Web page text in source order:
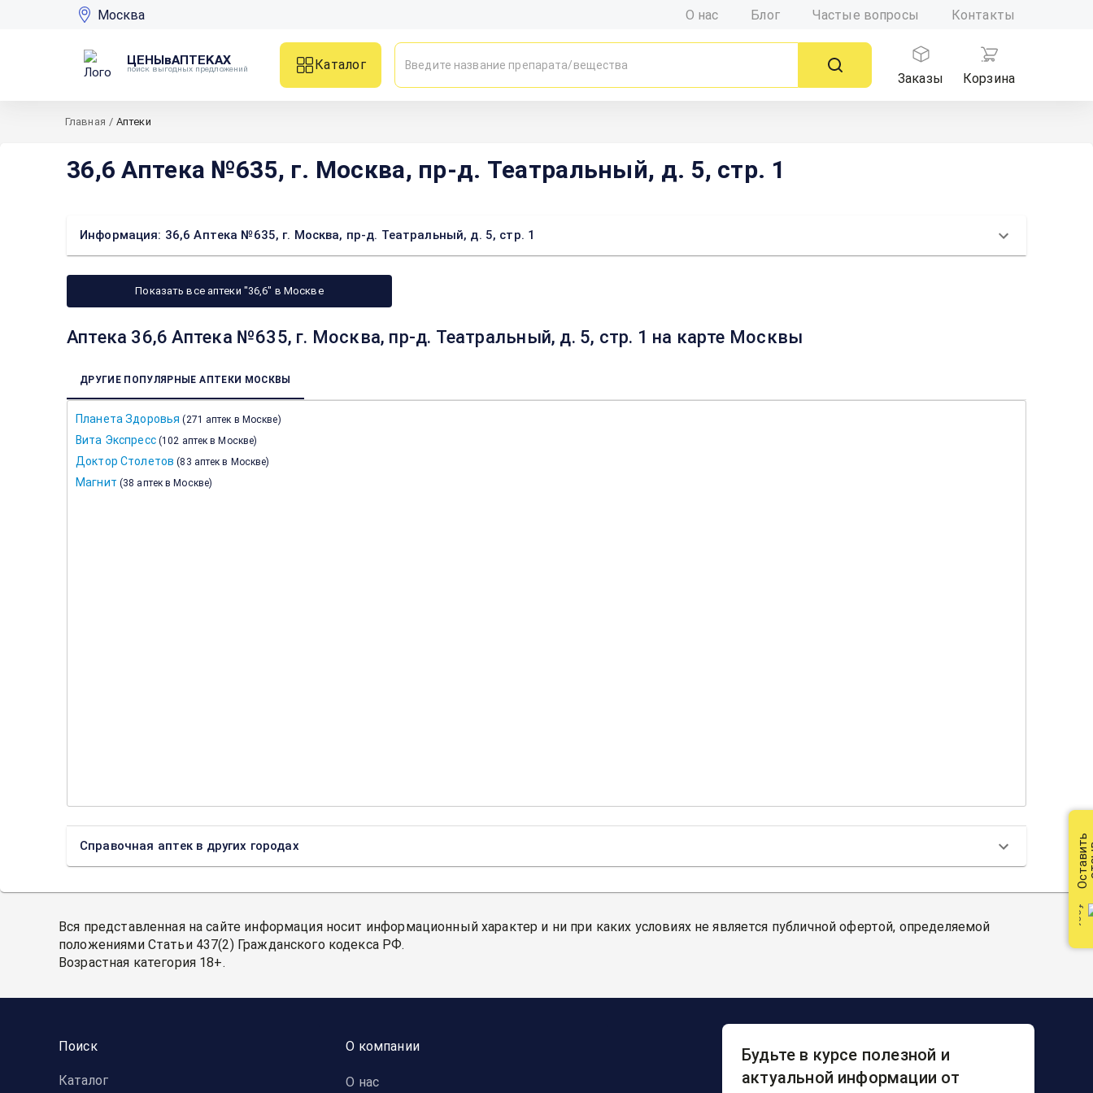
Москва О нас Блог Частые вопросы Контакты
ЦЕНЫвАПТЕКАХ
поиск выгодных предложений
Каталог
Заказы
Корзина
Главная / Аптеки
36,6 Аптека №635, г. Москва, пр-д. Театральный, д. 5, стр. 1
Информация: 36,6 Аптека №635, г. Москва, пр-д. Театральный, д. 5, стр. 1
Показать все аптеки "36,6" в Москве
Аптека 36,6 Аптека №635, г. Москва, пр-д. Театральный, д. 5, стр. 1 на карте Москвы
ДРУГИЕ ПОПУЛЯРНЫЕ АПТЕКИ МОСКВЫ
Планета Здоровья (271 аптек в Москве)
Вита Экспресс (102 аптек в Москве)
Доктор Столетов (83 аптек в Москве)
Магнит (38 аптек в Москве)
Справочная аптек в других городах
Вся представленная на сайте информация носит информационный характер и ни при каких условиях не является публичной офертой, определяемой
положениями Статьи 437(2) Гражданского кодекса РФ.
Возрастная категория 18+.
Поиск
Каталог
О компании
О нас
Будьте в курсе полезной и
актуальной информации от
Оставить